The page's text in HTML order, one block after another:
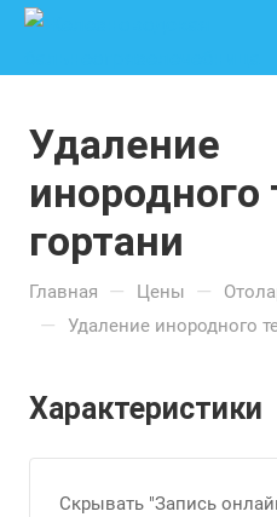
Удаление
инородного
гортани
Главная — Цены —
— Удаление инородного
Характеристики
Скрывать "Запись